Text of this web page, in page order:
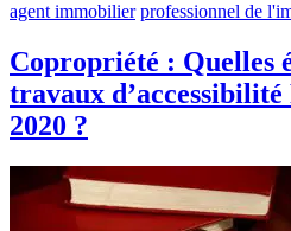
agent immobilier professionnel de
Copropriété : Quelles
travaux
2020 ?